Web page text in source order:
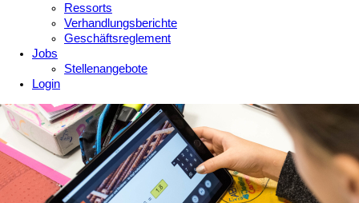
Ressorts
Verhandlungsberichte
Geschäftsreglement
Jobs
Stellenangebote
Login